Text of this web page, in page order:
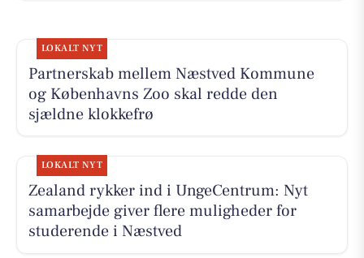
LOKALT NYT
Partnerskab mellem Næstved Kommune
og Københavns Zoo skal redde den
sjældne klokkefrø
LOKALT NYT
Zealand rykker ind i UngeCentrum: Nyt
samarbejde giver flere muligheder for
studerende i Næstved